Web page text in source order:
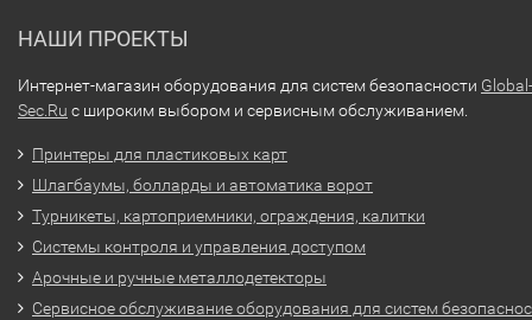
НАШИ ПРОЕКТЫ
Интернет-магазин оборудования для систем безопасности Global-
Sec.Ru с широким выбором и сервисным обслуживанием.
Принтеры для пластиковых карт
Шлагбаумы, болларды и автоматика ворот
Турникеты, картоприемники, ограждения, калитки
Системы контроля и управления доступом
Арочные и ручные металлодетекторы
Сервисное обслуживание оборудования для систем